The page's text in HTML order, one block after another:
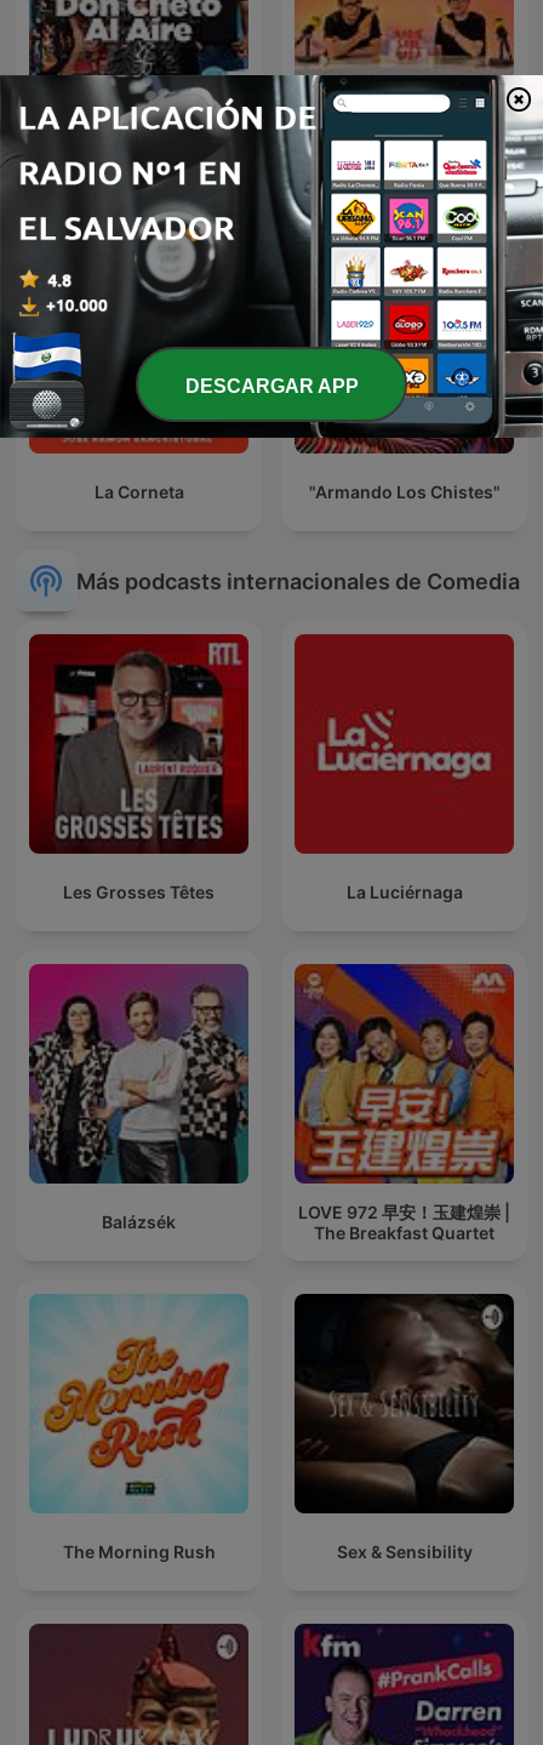
Don Cheto Al Aire Nadie Sabe Nada
La Corneta "Armando Los Chistes"
Más podcasts internacionales de Comedia
Les Grosses Têtes La Luciérnaga
Balázsék
LOVE 972 早安！玉建煌崇 |
The Breakfast Quartet
The Morning Rush Sex & Sensibility
DESCARGAR APP